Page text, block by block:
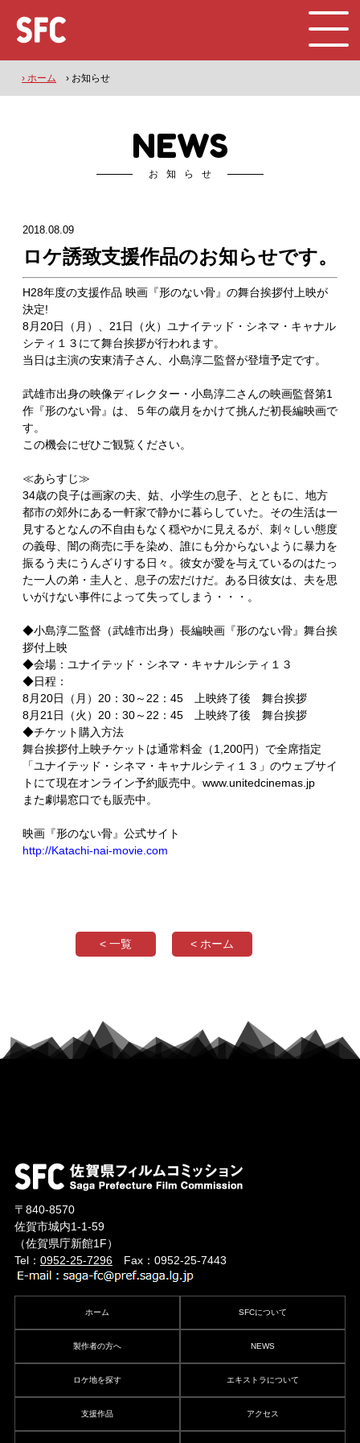
› ホーム › お知らせ
NEWS
お知らせ
2018.08.09
ロケ誘致支援作品のお知らせです。
H28年度の支援作品 映画『形のない骨』の舞台挨拶付上映が
決定!
8月20日（月）、21日（火）ユナイテッド・シネマ・キャナル
シティ１３にて舞台挨拶が行われます。
当日は主演の安東清子さん、小島淳二監督が登壇予定です。
武雄市出身の映像ディレクター・小島淳二さんの映画監督第1
作『形のない骨』は、５年の歳月をかけて挑んだ初長編映画で
す。
この機会にぜひご観覧ください。
≪あらすじ≫
34歳の良子は画家の夫、姑、小学生の息子、とともに、地方
都市の郊外にある一軒家で静かに暮らしていた。その生活は一
見するとなんの不自由もなく穏やかに見えるが、刺々しい態度
の義母、闇の商売に手を染め、誰にも分からないように暴力を
振るう夫にうんざりする日々。彼女が愛を与えているのはたっ
た一人の弟・圭人と、息子の宏だけだ。ある日彼女は、夫を思
いがけない事件によって失ってしまう・・・。
◆小島淳二監督（武雄市出身）長編映画『形のない骨』舞台挨
拶付上映
◆会場：ユナイテッド・シネマ・キャナルシティ１３
◆日程：
8月20日（月）20：30～22：45 上映終了後 舞台挨拶
8月21日（火）20：30～22：45 上映終了後 舞台挨拶
◆チケット購入方法
舞台挨拶付上映チケットは通常料金（1,200円）で全席指定
「ユナイテッド・シネマ・キャナルシティ１３」のウェブサイ
トにて現在オンライン予約販売中。www.unitedcinemas.jp
また劇場窓口でも販売中。
映画『形のない骨』公式サイト
http://Katachi-nai-movie.com
< 一覧 < ホーム
〒840-8570
佐賀市城内1-1-59
（佐賀県庁新館1F）
Tel： 0952-25-7296Fax：0952-25-7443
ホーム SFCについて
製作者の方へ NEWS
ロケ地を探す エキストラについて
支援作品 アクセス